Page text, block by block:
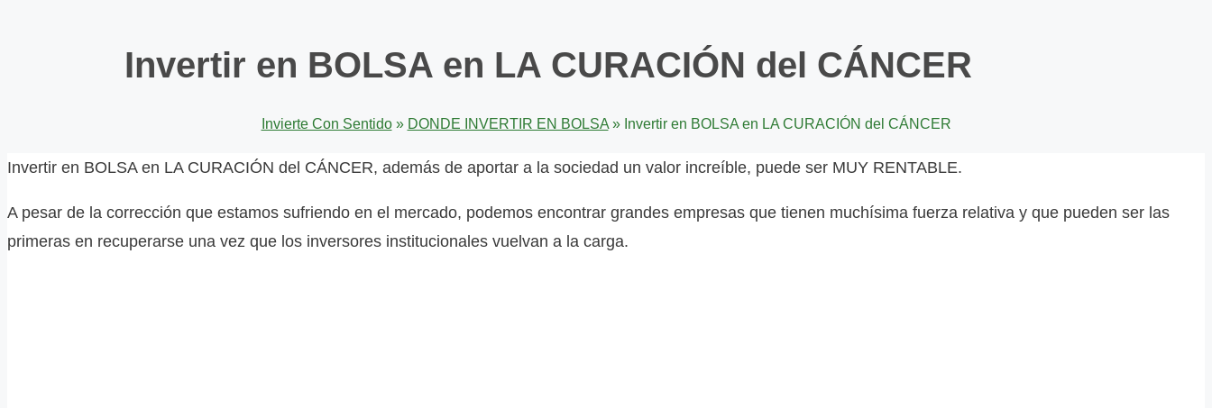
Invertir en BOLSA en LA CURACIÓN del CÁNCER
Invierte Con Sentido» DONDE INVERTIR EN BOLSA» Invertir en BOLSA en LA CURACIÓN del CÁNCER
Invertir en BOLSA en LA CURACIÓN del CÁNCER, además de aportar a la sociedad un valor increíble, puede ser MUY RENTABLE.
A pesar de la corrección que estamos sufriendo en el mercado, podemos encontrar grandes empresas que tienen muchísima fuerza relativa y que pueden ser las
primeras en recuperarse una vez que los inversores institucionales vuelvan a la carga.